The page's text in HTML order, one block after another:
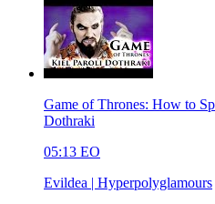
Game of Thrones: How to
Dothraki
05:13 EO
Evildea | Hyperpolyglamours